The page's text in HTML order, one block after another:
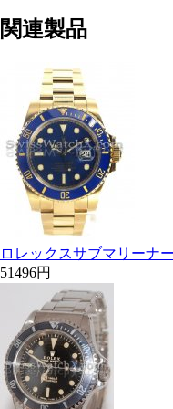
関連製品
ロレックスサブマリーナ
51496円